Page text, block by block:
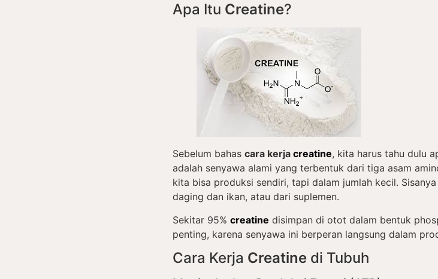
Apa Itu Creatine?
Sebelum bahas cara kerja creatine, kita harus tahu dulu
adalah senyawa alami yang terbentuk dari tiga asam
kita bisa produksi sendiri, tapi dalam jumlah kecil.
daging dan ikan, atau dari suplemen.
Sekitar 95% creatine disimpan di otot dalam bentuk
penting, karena senyawa ini berperan langsung dalam
Cara Kerja Creatine di Tubuh